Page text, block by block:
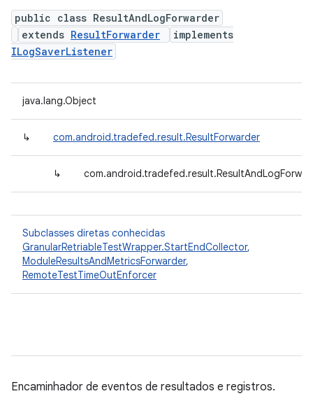
public class ResultAndLogForwarder
extends ResultForwarder
implements
ILogSaverListener
java.lang.Object
↳ com.android.tradefed.result.ResultForwarder
↳
Subclasses diretas conhecidas
GranularRetriableTestWrapper.StartEndCollector,
ModuleResultsAndMetricsForwarder,
RemoteTestTimeOutEnforcer
Encaminhador de eventos de resultados e registros.